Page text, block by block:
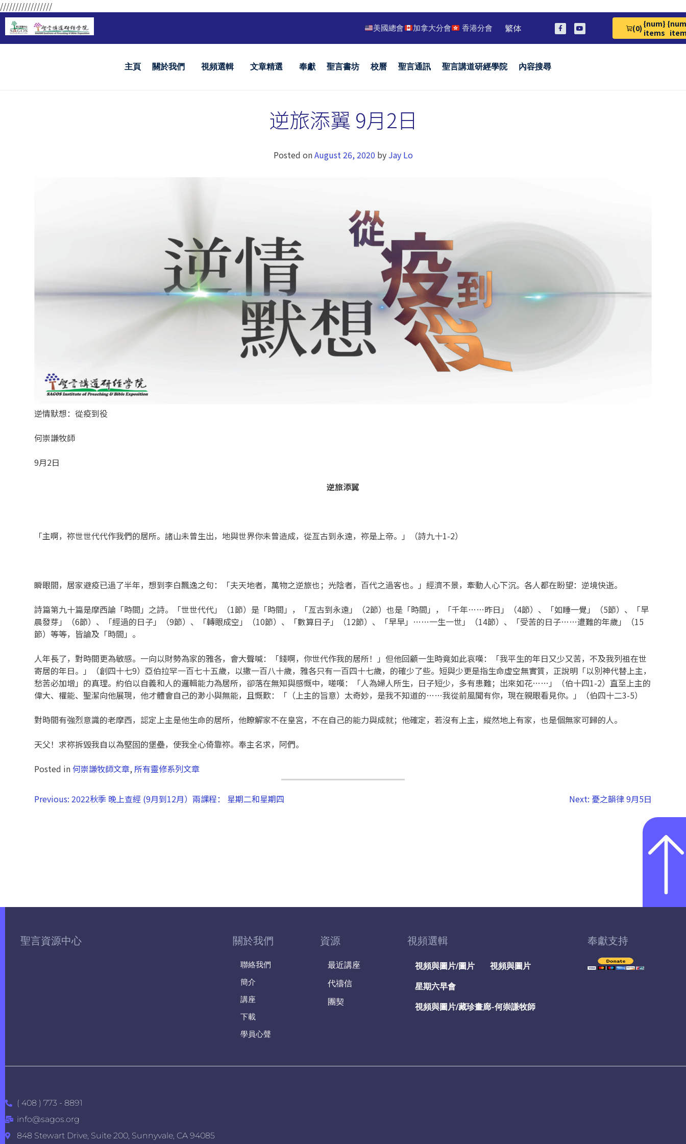
/////////////////
美國總會 加拿大分會 香港分會 繁体 (0)
View Cart 0
{num}
items
主頁 關於我們 視頻選輯 文章精選 奉獻 聖言書坊 校曆 聖言通訊 聖言講道研經學院 內容搜尋
逆旅添翼 9月2日
Posted onAugust 26, 2020 by Jay Lo
逆情默想：從疫到役
何崇謙牧師
9月2日
逆旅添翼
「主啊，祢世世代代作我們的居所。諸山未曾生出，地與世界你未曾造成，從亙古到永遠，祢是上帝。」（詩九十1-2）
瞬眼間，居家避疫已過了半年，想到李白飄逸之句：「夫天地者，萬物之逆旅也；光陰者，百代之過客也。」經濟不景，牽動人心下沉。各人都在盼望：逆境快逝。
詩篇第九十篇是摩西論「時間」之詩。「世世代代」（1節）是「時間」，「亙古到永遠」（2節）也是「時間」，「千年……昨日」（4節）、「如睡一覺」（5節）、「早
晨發芽」（6節）、「經過的日子」（9節）、「轉眼成空」（10節）、「數算日子」（12節）、「早早」……一生一世」（14節）、「受苦的日子……遭難的年歲」（15
節）等等，皆論及「時間」。
人年長了，對時間更為敏感。一向以財勢為家的雅各，會大聲喊：「錢啊，你世代作我的居所！」但他回顧一生時竟如此哀嘆：「我平生的年日又少又苦，不及我列祖在世
寄居的年日。」（創四十七9）亞伯拉罕一百七十五歲，以撒一百八十歲，雅各只有一百四十七歲，的確少了些。短與少更是指生命虛空無實質，正說明「以別神代替上主，
愁苦必加增」的真理。約伯以自義和人的邏輯能力為居所，卻落在無知與感慨中，嗟嘆：「人為婦人所生，日子短少，多有患難；出來如花……」（伯十四1-2）直至上主的
偉大、權能、聖潔向他展現，他才體會自己的渺小與無能，且慨歎：「（上主的旨意）太奇妙，是我不知道的……我從前風聞有你，現在親眼看見你。」（伯四十二3-5）
對時間有強烈意識的老摩西，認定上主是他生命的居所，他瞭解家不在皇宮，不在自己的能力與成就；他確定，若沒有上主，縱然地上有家，也是個無家可歸的人。
天父！求祢拆毀我自以為堅固的堡壘，使我全心倚靠祢。奉主名求，阿們。
Posted in 何崇謙牧師文章, 所有靈修系列文章
Previous: 2022秋季 晚上查經 (9月到12月）兩課程： 星期二和星期四 Next: 憂之韻律 9月5日
聖言資源中心 關於我們
聯絡我們
簡介
講座
下載
學員心聲
資源
最近講座
代禱信
團契
視頻選輯
視頻與圖片/圖片
視頻與圖片
星期六早會
視頻與圖片/藏珍畫廊-何崇謙牧師
奉獻支持
( 408 ) 773 - 8891
info@sagos.org
848 Stewart Drive, Suite 200, Sunnyvale, CA 94085